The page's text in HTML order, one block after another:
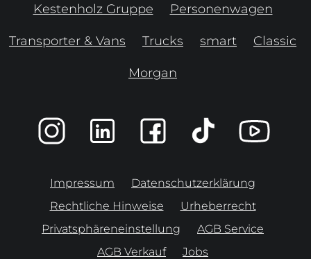
Kestenholz Gruppe Personenwagen
Transporter & Vans Trucks smart Classic
Morgan
Impressum
Datenschutzerklärung
Rechtliche Hinweise
Urheberrecht
Privatsphäreneinstellung
AGB Service
AGB Verkauf
Jobs